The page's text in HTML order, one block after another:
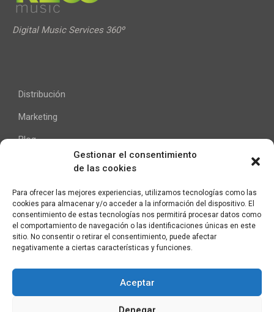
Gestionar el consentimiento
de las cookies
Para ofrecer las mejores experiencias, utilizamos tecnologías como las
cookies para almacenar y/o acceder a la información del dispositivo. El
consentimiento de estas tecnologías nos permitirá procesar datos como
el comportamiento de navegación o las identificaciones únicas en este
sitio. No consentir o retirar el consentimiento, puede afectar
negativamente a ciertas características y funciones.
Aceptar
Digital Music Services 360º
Distribución
Marketing
Blog
Ayuda
Contacto
Aviso Legal